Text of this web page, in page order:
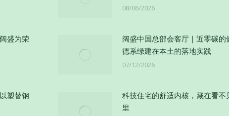
08/06/2026
盛为荣
阔盛中国总部会客厅｜近零碳的
德系绿建在本土的落地实践
07/12/2026
塑替钢
科技住宅的舒适内核，藏在看不
里